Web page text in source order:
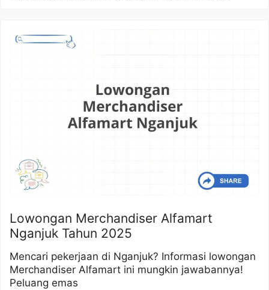
Lowongan Merchandiser Alfamart
Nganjuk Tahun 2025
Mencari pekerjaan di Nganjuk? Informasi lowongan
Merchandiser Alfamart ini mungkin jawabannya!
Peluang emas